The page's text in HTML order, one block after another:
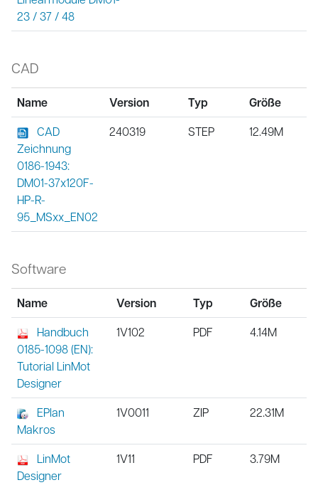
23 / 37 / 48
CAD
Name Version Typ Größe
CAD
Zeichnung
0186-1943:
DM01-37x120F-
HP-R-
95_MSxx_EN02
240319 STEP 12.49M
Software
Name Version Typ Größe
Handbuch
0185-1098 (EN):
Tutorial LinMot
Designer
1V102 PDF 4.14M
EPlan
Makros
1V0011 ZIP 22.31M
LinMot
Designer
1V11 PDF 3.79M